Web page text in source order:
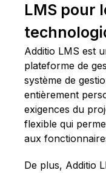
LMS pour
Additio LMS est
plateforme de
système de
entièrement
exigences du
flexible qui
aux
De plus, Additio